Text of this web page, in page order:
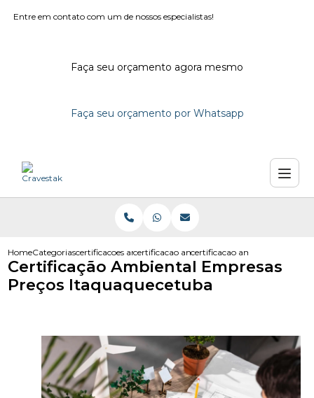
Entre em contato com um de nossos especialistas!
Faça seu orçamento agora mesmo
Faça seu orçamento por Whatsapp
HomeCategoriascertificacoes ambientaiscertificacao ambiental iso 14001
certificacao ambiental
Certificação Ambiental Empresas
Preços Itaquaquecetuba